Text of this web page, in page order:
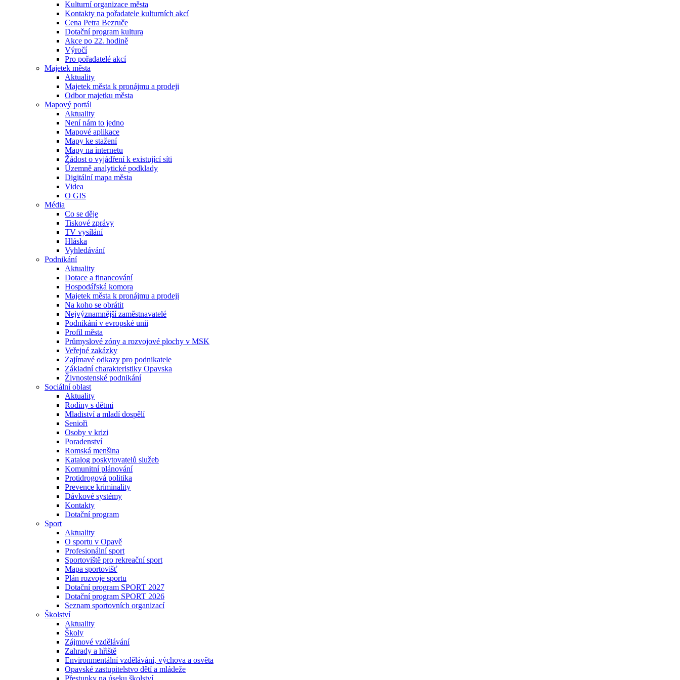
Kulturní organizace města
Kontakty na pořadatele kulturních akcí
Cena Petra Bezruče
Dotační program kultura
Akce po 22. hodině
Výročí
Pro pořadatelé akcí
Majetek města
Aktuality
Majetek města k pronájmu a prodeji
Odbor majetku města
Mapový portál
Aktuality
Není nám to jedno
Mapové aplikace
Mapy ke stažení
Mapy na internetu
Žádost o vyjádření k existující síti
Územně analytické podklady
Digitální mapa města
Videa
O GIS
Média
Co se děje
Tiskové zprávy
TV vysílání
Hláska
Vyhledávání
Podnikání
Aktuality
Dotace a financování
Hospodářská komora
Majetek města k pronájmu a prodeji
Na koho se obrátit
Nejvýznamnější zaměstnavatelé
Podnikání v evropské unii
Profil města
Průmyslové zóny a rozvojové plochy v MSK
Veřejné zakázky
Zajímavé odkazy pro podnikatele
Základní charakteristiky Opavska
Živnostenské podnikání
Sociální oblast
Aktuality
Rodiny s dětmi
Mladiství a mladí dospělí
Senioři
Osoby v krizi
Poradenství
Romská menšina
Katalog poskytovatelů služeb
Komunitní plánování
Protidrogová politika
Prevence kriminality
Dávkové systémy
Kontakty
Dotační program
Sport
Aktuality
O sportu v Opavě
Profesionální sport
Sportoviště pro rekreační sport
Mapa sportovišť
Plán rozvoje sportu
Dotační program SPORT 2027
Dotační program SPORT 2026
Seznam sportovních organizací
Školství
Aktuality
Školy
Zájmové vzdělávání
Zahrady a hřiště
Environmentální vzdělávání, výchova a osvěta
Opavské zastupitelstvo dětí a mládeže